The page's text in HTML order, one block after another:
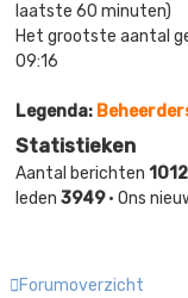
laatste 60 minuten)
Het grootste aantal
09:16
Legenda:
Statistieken
Aantal berichten
leden 3949• Ons
Forumoverzicht